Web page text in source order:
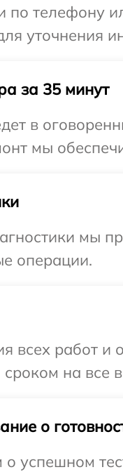
по телефону
уточнения
за 35 минут
в
мы
мы
операции.
всех работ
сроком на все
о
успешном